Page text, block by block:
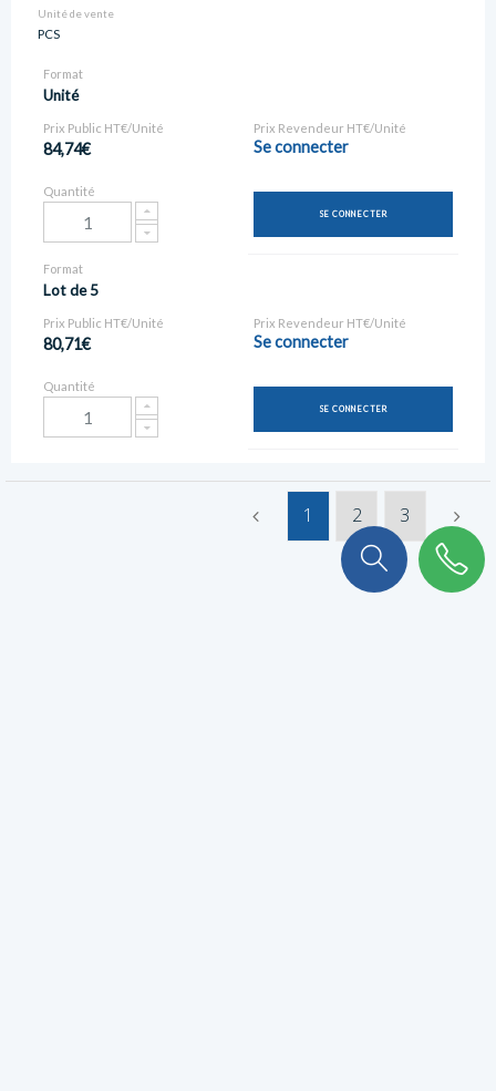
Unité de vente
PCS
Format
Unité
Prix Public HT€/Unité
84,74€
Prix Revendeur HT€/Unité
Se connecter
Quantité
SE CONNECTER
Format
Lot de 5
Prix Public HT€/Unité
80,71€
Prix Revendeur HT€/Unité
Se connecter
Quantité
SE CONNECTER
1 2 3